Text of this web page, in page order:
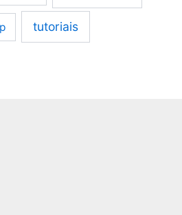
tutoriais